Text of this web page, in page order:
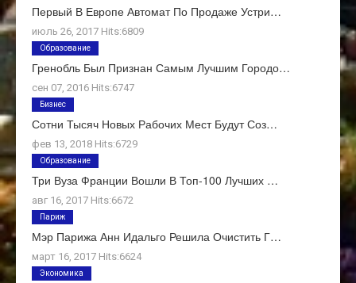
Первый В Европе Автомат По Продаже Устри…
июль 26, 2017 Hits:6809
Гренобль Был Признан Самым Лучшим Городо…
сен 07, 2016 Hits:6747
Образование
Сотни Тысяч Новых Рабочих Мест Будут Соз…
фев 13, 2018 Hits:6729
Бизнес
Три Вуза Франции Вошли В Топ-100 Лучших …
авг 16, 2017 Hits:6672
Образование
Мэр Парижа Анн Идальго Решила Очистить Г…
март 16, 2017 Hits:6624
Париж
Экономика